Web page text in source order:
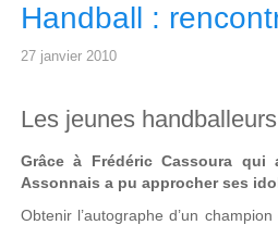
Handball :
27 janvier 2010
Les jeunes
Grâce à Frédéric Cassoura
Assonnais a pu approcher ses
Obtenir l’autographe d’un